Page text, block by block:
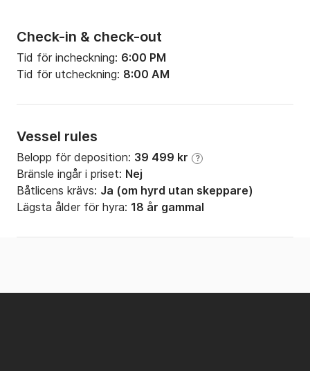
Check-in & check-out
Tid för incheckning: 6:00 PM
Tid för utcheckning: 8:00 AM
Vessel rules
Belopp för deposition: 39 499 kr ?
Bränsle ingår i priset: Nej
Båtlicens krävs: Ja (om hyrd utan skeppare)
Lägsta ålder för hyra: 18 år gammal